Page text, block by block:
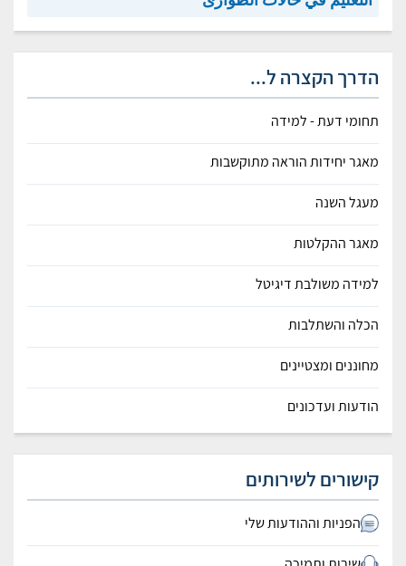
הדרך הקצרה ל...
תחומי דעת - למידה
מאגר יחידות הוראה מתוקשבות
מעגל השנה
מאגר ההקלטות
למידה משולבת דיגיטל
הכלה והשתלבות
מחוננים ומצטיינים
הודעות ועדכונים
קישורים לשירותים
הפניות וההודעות שלי